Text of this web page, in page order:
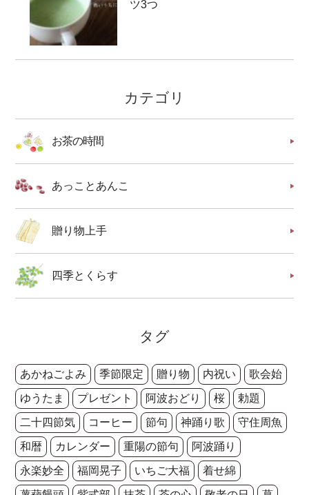
ツ3つ
カテゴリ
お茶の時間
あっことあんこ
贈り物上手
四季とくらす
タグ
あかねごよみ 季節限定 贈り物 内祝い 歌会始
ゆうたま プレゼント 阿波おどり 桜 勅題
二十四節気 コーヒー 節句 神踊り歌 守住周魚
和暦 カレンダー 重陽の節句 阿波踊り
永楽妙全 福岡晃子 いちご大福 着せ綿